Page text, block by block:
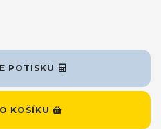
POTISKU
KOŠÍKU